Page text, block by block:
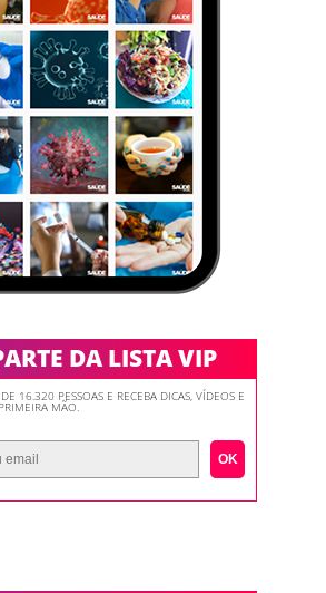
DA LISTA VIP
16.320 PESSOAS E RECEBA DICAS, VÍDEOS E
MÃO.
OK